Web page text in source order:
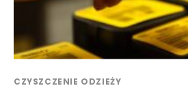
CZYSZCZENIE ODZIEŻY